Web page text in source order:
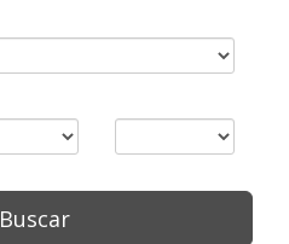
Buscar